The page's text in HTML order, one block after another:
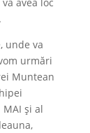
unde va
urmări
Muntean
și al